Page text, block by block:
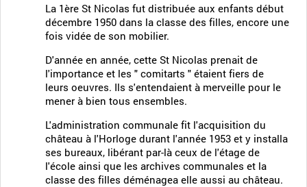
La 1ère St Nicolas fut distribuée aux enfants début
décembre 1950 dans la classe des filles, encore une
fois vidée de son mobilier.
D'année en année, cette St Nicolas prenait de
l'importance et les " comitarts " étaient fiers de
leurs oeuvres. Ils s'entendaient à merveille pour le
mener à bien tous ensembles.
L'administration communale fit l'acquisition du
château à l'Horloge durant l'année 1953 et y installa
ses bureaux, libérant par-là ceux de l'étage de
l'école ainsi que les archives communales et la
classe des filles déménagea elle aussi au château.